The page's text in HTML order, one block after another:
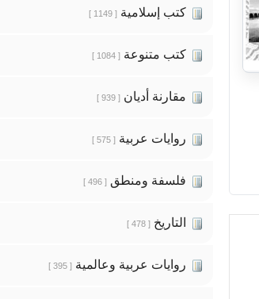
كتب إسلامية [ 1149 ]
كتب متنوعة [ 1084 ]
مقارنة أديان [ 939 ]
روايات عربية [ 575 ]
فلسفة ومنطق [ 496 ]
التاريخ [ 478 ]
روايات عربية وعالمية [ 395 ]